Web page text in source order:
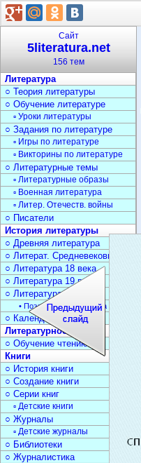
Сайт
5literatura.net
156 тем
Литература
○ Теория литературы
○ Обучение литературе
▫ Уроки литературы
○ Задания по литературе
▫ Игры по литературе
▫ Викторины по литературе
○ Литературные темы
▫ Литературные образы
▫ Военная литература
▫ Литер. Отечеств. войны
○ Писатели
История литературы
○ Древняя литература
○ Литерат. Средневековья
○ Литература 18 века
○ Литература 19 века
○ Литература 20 века
• Поэзия Серебрян. века
○ Календарь дат
Литературное чтение
○ Обучение чтению
Книги
○ История книги
○ Создание книги
○ Серии книг
▫ Детские книги
○ Журналы
▫ Детские журналы
○ Библиотеки
○ Журналистика